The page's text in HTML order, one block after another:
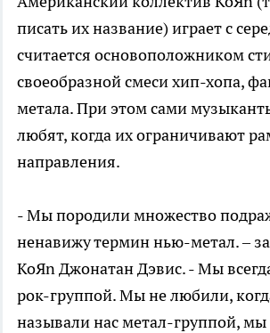
писать их название) играет с
считается основоположником
своеобразной смеси хип-хопа,
метала. При этом сами
любят, когда их ограничивают
направления.
- Мы породили множество
ненавижу термин нью-метал. –
KoЯn Джонатан Дэвис. - Мы
рок-группой. Мы не любили,
называли нас метал-группой, мы